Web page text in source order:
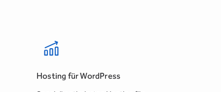
Hosting für WordPress